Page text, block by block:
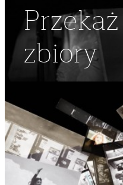
Przekaż
zbiory